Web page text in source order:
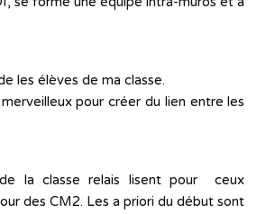
les élèves de ma classe.
pour créer du lien entre les
la classe relais lisent pour ceux
des CM2. Les a priori du début sont